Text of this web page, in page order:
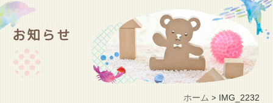
職
施 設紹介
お知らせ
ホーム > IMG_2232